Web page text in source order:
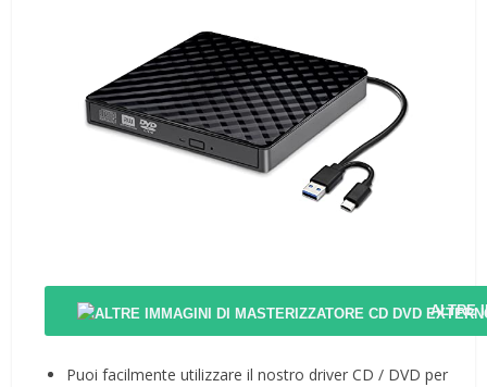
ALTRE
Puoi facilmente utilizzare il nostro driver CD / DVD per